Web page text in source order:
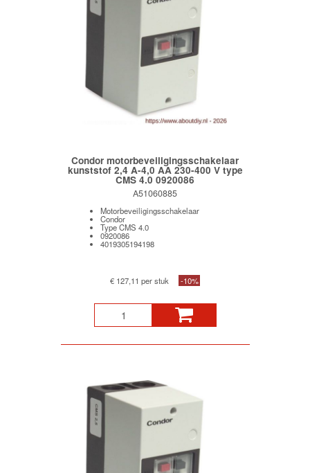
Condor motorbeveiligingsschakelaar
kunststof 2,4 A-4,0 AA 230-400 V type
CMS 4.0 0920086
A51060885
Motorbeveiligingsschakelaar
Condor
Type CMS 4.0
0920086
4019305194198
€ 127,11 per stuk -10%